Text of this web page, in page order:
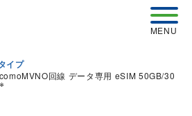
イプ
回線 データ専用 eSIM 50GB/30